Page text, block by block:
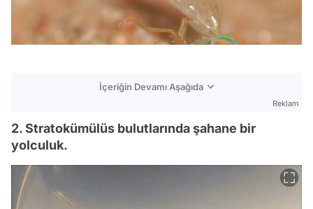
İçeriğin Devamı Aşağıda
Reklam
2. Stratokümülüs bulutlarında şahane bir
yolculuk.